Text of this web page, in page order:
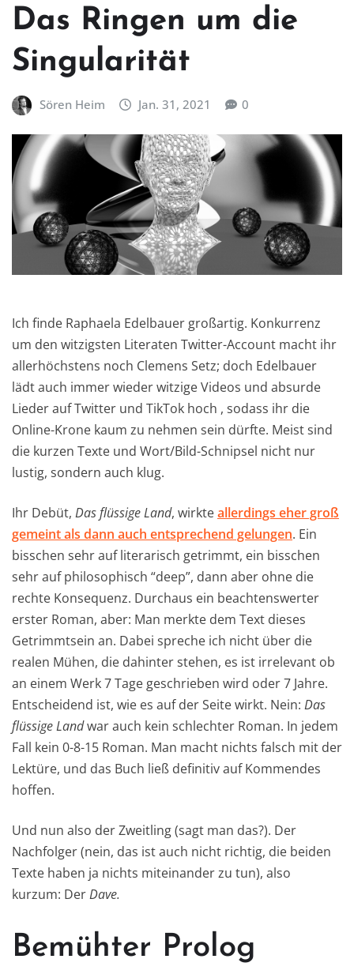
Das Ringen um die
Singularität
Sören Heim Jan. 31, 2021 0
Ich finde Raphaela Edelbauer großartig. Konkurrenz
um den witzigsten Literaten Twitter-Account macht ihr
allerhöchstens noch Clemens Setz; doch Edelbauer
lädt auch immer wieder witzige Videos und absurde
Lieder auf Twitter und TikTok hoch , sodass ihr die
Online-Krone kaum zu nehmen sein dürfte. Meist sind
die kurzen Texte und Wort/Bild-Schnipsel nicht nur
lustig, sondern auch klug.
Ihr Debüt, Das flüssige Land, wirkteallerdings eher groß
gemeint als dann auch entsprechend gelungen. Ein
bisschen sehr auf literarisch getrimmt, ein bisschen
sehr auf philosophisch “deep”, dann aber ohne die
rechte Konsequenz. Durchaus ein beachtenswerter
erster Roman, aber: Man merkte dem Text dieses
Getrimmtsein an. Dabei spreche ich nicht über die
realen Mühen, die dahinter stehen, es ist irrelevant ob
an einem Werk 7 Tage geschrieben wird oder 7 Jahre.
Entscheidend ist, wie es auf der Seite wirkt. Nein: Das
flüssige Landwar auch kein schlechter Roman. In jedem
Fall kein 0-8-15 Roman. Man macht nichts falsch mit der
Lektüre, und das Buch ließ definitiv auf Kommendes
hoffen.
Und nun also der Zweitling (sagt man das?). Der
Nachfolger (nein, das ist auch nicht richtig, die beiden
Texte haben ja nichts miteinander zu tun), also
kurzum: DerDave.
Bemühter Prolog